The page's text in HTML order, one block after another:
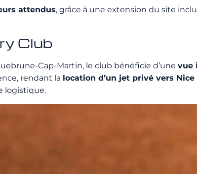
attendus, grâce à une extension du site
Club
Cap-Martin, le club bénéficie d’une vue
rendant la location d’un jet privé vers Nice
logistique.